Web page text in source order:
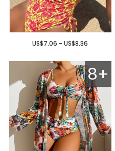
US$7.06 - US$8.36
8+